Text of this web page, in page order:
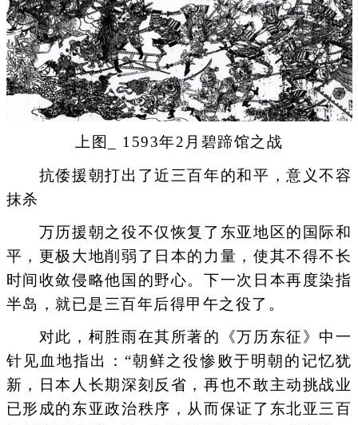
上图_ 1593年2月碧蹄馆之战
抗倭援朝打出了近三百年的和平，意义不容
抹杀
万历援朝之役不仅恢复了东亚地区的国际和
平，更极大地削弱了日本的力量，使其不得不长
时间收敛侵略他国的野心。下一次日本再度染指
半岛，就已是三百年后得甲午之役了。
对此，柯胜雨在其所著的《万历东征》中一
针见血地指出：“朝鲜之役惨败于明朝的记忆犹
新，日本人长期深刻反省，再也不敢主动挑战业
已形成的东亚政治秩序，从而保证了东北亚三百